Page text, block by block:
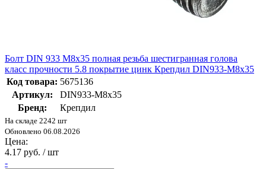
Болт DIN 933 М8х35 полная резьба шестигранная голова
класс прочности 5.8 покрытие цинк Крепдил DIN933-М8x35
Код товара: 5675136
Артикул:
DIN933-М8x35
Бренд:
Крепдил
На складе 2242 шт
Обновлено 06.08.2026
Цена:
4.17 руб. / шт
-